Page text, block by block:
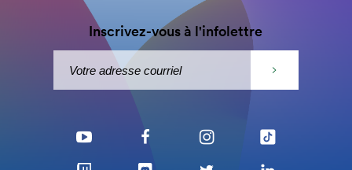
Inscrivez-vous à l'infolettre